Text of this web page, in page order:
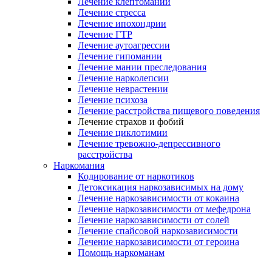
Лечение стресса
Лечение ипохондрии
Лечение ГТР
Лечение аутоагрессии
Лечение гипомании
Лечение мании преследования
Лечение нарколепсии
Лечение неврастении
Лечение психоза
Лечение расстройства пищевого поведения
Лечение страхов и фобий
Лечение циклотимии
Лечение тревожно-депрессивного
расстройства
Наркомания
Кодирование от наркотиков
Детоксикация наркозависимых на дому
Лечение наркозависимости от кокаина
Лечение наркозависимости от мефедрона
Лечение наркозависимости от солей
Лечение спайсовой наркозависимости
Лечение наркозависимости от героина
Помощь наркоманам